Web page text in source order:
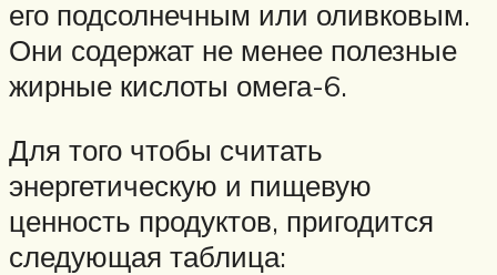
его подсолнечным или оливковым.
Они содержат не менее полезные
жирные кислоты омега-6.
Для того чтобы считать
энергетическую и пищевую
ценность продуктов, пригодится
следующая таблица: